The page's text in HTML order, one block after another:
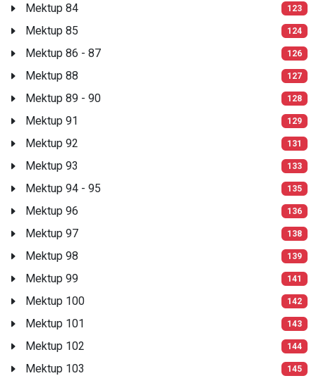
Mektup 84 123
Mektup 85 124
Mektup 86 - 87 126
Mektup 88 127
Mektup 89 - 90 128
Mektup 91 129
Mektup 92 131
Mektup 93 133
Mektup 94 - 95 135
Mektup 96 136
Mektup 97 138
Mektup 98 139
Mektup 99 141
Mektup 100 142
Mektup 101 143
Mektup 102 144
Mektup 103 145